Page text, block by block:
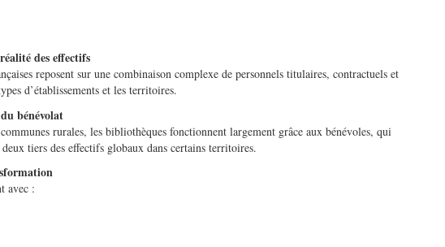
des effectifs
reposent sur une combinaison complexe de personnels titulaires, contractuels et
d’établissements et les territoires.
bénévolat
rurales, les bibliothèques fonctionnent largement grâce aux bénévoles, qui
deux tiers des effectifs globaux dans certains territoires.
avec :